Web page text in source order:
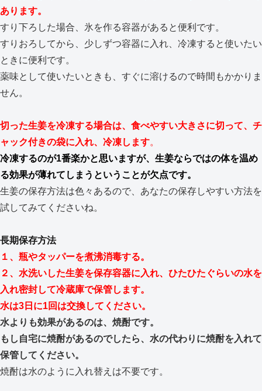
あります。
すり下ろした場合、氷を作る容器があると便利です。
すりおろしてから、少しずつ容器に入れ、冷凍すると使いたい
ときに便利です。
薬味として使いたいときも、すぐに溶けるので時間もかかりま
せん。
切った生姜を冷凍する場合は、食べやすい大きさに切って、チ
ャック付きの袋に入れ、冷凍します。
冷凍するのが1番楽かと思いますが、生姜ならではの体を温め
る効果が薄れてしまうということが欠点です。
生姜の保存方法は色々あるので、あなたの保存しやすい方法を
試してみてくださいね。
長期保存方法
１、瓶やタッパーを煮沸消毒する。
２、水洗いした生姜を保存容器に入れ、ひたひたぐらいの水を
入れ密封して冷蔵庫で保管します。
水は3日に1回は交換してください。
水よりも効果があるのは、焼酎です。
もし自宅に焼酎があるのでしたら、 水の代わりに焼酎を入れて
保管してください。
焼酎は水のように入れ替えは不要です。